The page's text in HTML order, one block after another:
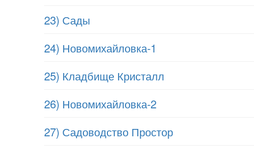
23) Сады
24) Новомихайловка-1
25) Кладбище Кристалл
26) Новомихайловка-2
27) Садоводство Простор